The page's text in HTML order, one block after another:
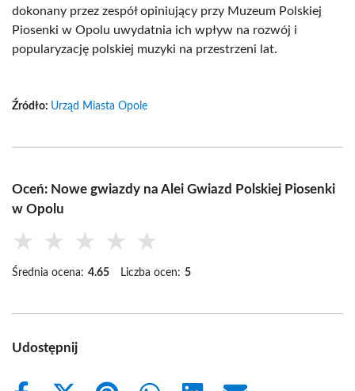
dokonany przez zespół opiniujący przy Muzeum Polskiej
Piosenki w Opolu uwydatnia ich wpływ na rozwój i
popularyzację polskiej muzyki na przestrzeni lat.
Źródło: Urząd Miasta Opole
Oceń: Nowe gwiazdy na Alei Gwiazd Polskiej Piosenki
w Opolu
★ ★ ★ ★ ★
Średnia ocena: 4.65 Liczba ocen: 5
Udostępnij